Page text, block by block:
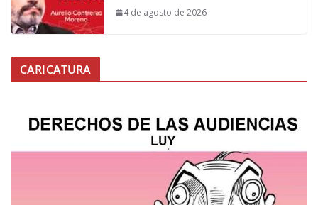
4 de agosto de 2026
CARICATURA